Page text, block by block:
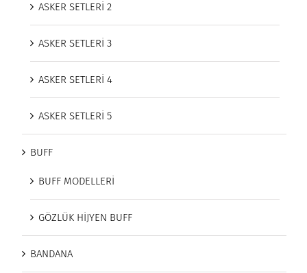
ASKER SETLERİ 2
ASKER SETLERİ 3
ASKER SETLERİ 4
ASKER SETLERİ 5
BUFF
BUFF MODELLERİ
GÖZLÜK HİJYEN BUFF
BANDANA